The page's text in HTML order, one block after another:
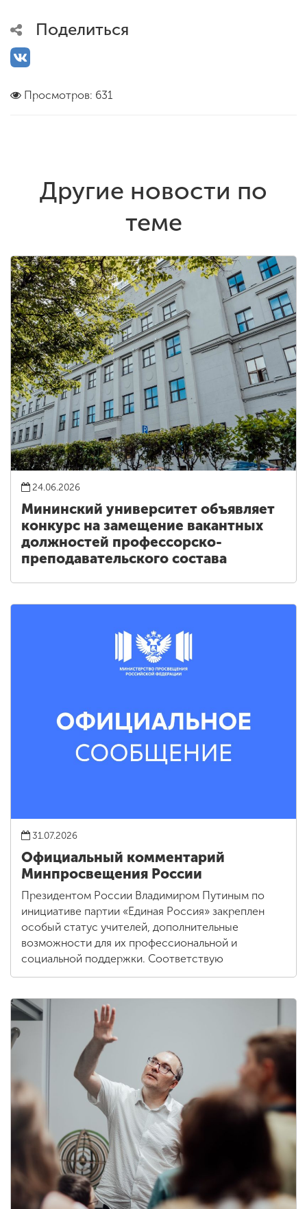
Поделиться
Просмотров: 631
Другие новости по
теме
24.06.2026
Мининский университет объявляет
конкурс на замещение вакантных
должностей профессорско-
преподавательского состава
31.07.2026
Официальный комментарий
Минпросвещения России
Президентом России Владимиром Путиным по
инициативе партии «Единая Россия» закреплен
особый статус учителей, дополнительные
возможности для их профессиональной и
социальной поддержки. Соответствую